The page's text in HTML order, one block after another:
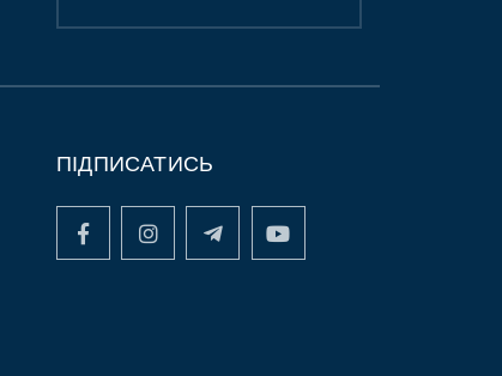
ПІДПИСАТИСЬ